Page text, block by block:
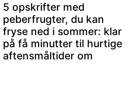
5 opskrifter med
peberfrugter, du kan
fryse ned i sommer: klar
på få minutter til hurtige
aftensmåltider om